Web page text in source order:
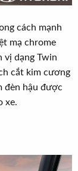
cách mạnh
mạ chrome
vị dạng Twin
cắt kim cương
đèn hậu được
xe.